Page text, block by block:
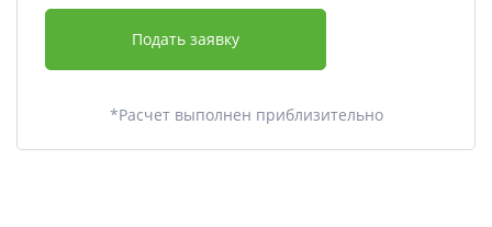
Подать заявку
*Расчет выполнен приблизительно